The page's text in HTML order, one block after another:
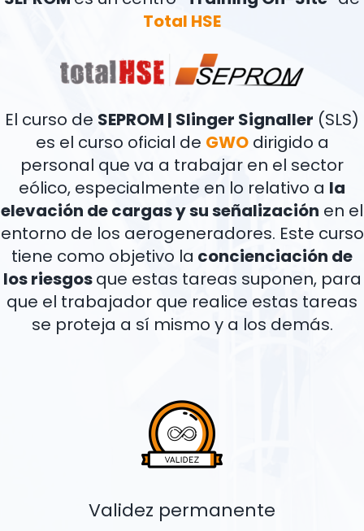
Total HSE
El curso de SEPROM | Slinger Signaller (SLS)
es el curso oficial de GWOdirigido a
personal que va a trabajar en el sector
eólico, especialmente en lo relativo a la
elevación de cargas y su señalización en el
entorno de los aerogeneradores. Este curso
tiene como objetivo la concienciación de
los riesgosque estas tareas suponen, para
que el trabajador que realice estas tareas
se proteja a sí mismo y a los demás.
Validez permanente